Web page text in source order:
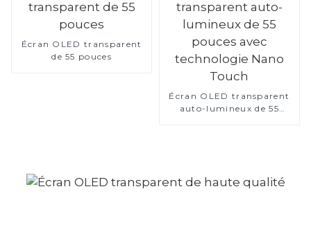
Écran OLED transparent
de 55 pouces
Écran OLED transparent
auto-lumineux de 55